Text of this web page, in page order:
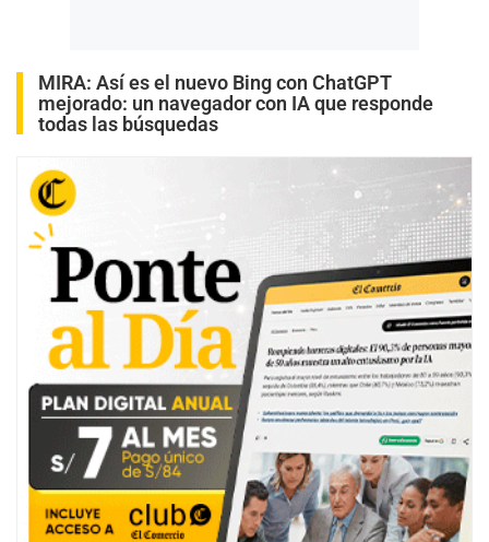
MIRA: Así es el nuevo Bing con ChatGPT
mejorado: un navegador con IA que responde
todas las búsquedas